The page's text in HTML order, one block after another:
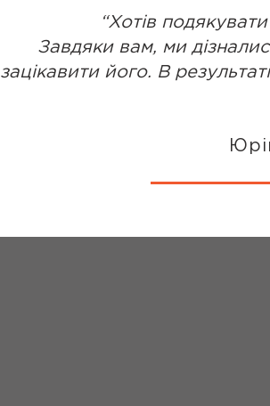
“Хотів
Завдяки вам, ми
зацікавити його. В